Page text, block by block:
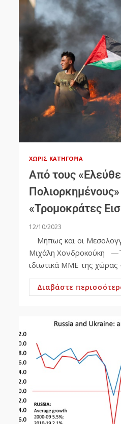
ΧΩΡΊΣ ΚΑΤΗΓΟΡΊΑ
Από τους
«Τρομοκράτες
12/10/2023
Μήπως και οι
Μιχάλη Χονδροκούκη
ιδιωτικά ΜΜΕ της χώρας
Διαβάστε